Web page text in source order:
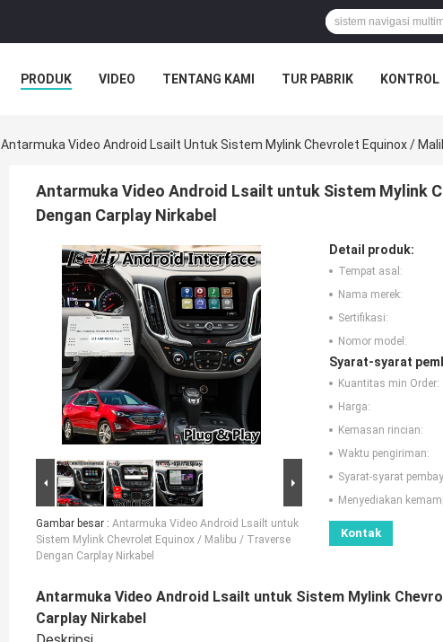
PRODUK VIDEO TENTANG KAMI TUR PABRIK
Antarmuka Video Android Lsailt Untuk Sistem Mylink Chevrolet Equinox /
Antarmuka Video Android Lsailt untuk Sistem Mylink
Dengan Carplay Nirkabel
Gambar besar : Antarmuka Video Android Lsailt untuk
Sistem Mylink Chevrolet Equinox / Malibu / Traverse
Dengan Carplay Nirkabel
Detail produk:
Tempat asal:
Nama merek:
Sertifikasi:
Nomor model:
Syarat-syarat
Kuantitas min Order:
Harga:
Kemasan rincian:
Waktu pengiriman:
Syarat-syarat
Menyediakan
Kontak
Antarmuka Video Android Lsailt untuk Sistem Mylink
Carplay Nirkabel